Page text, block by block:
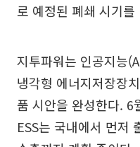
로 예정된 폐쇄 시기
지투파워는 인공지능
냉각형 에너지저장장
품 시안을 완성한다. 6
ESS는 국내에서 먼저